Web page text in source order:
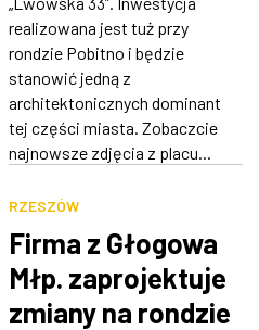
realizowana jest tuż przy
rondzie Pobitno i będzie
stanowić jedną z
architektonicznych dominant
tej części miasta. Zobaczcie
najnowsze zdjęcia z placu...
RZESZÓW
Firma z Głogowa
Młp. zaprojektuje
zmiany na rondzie